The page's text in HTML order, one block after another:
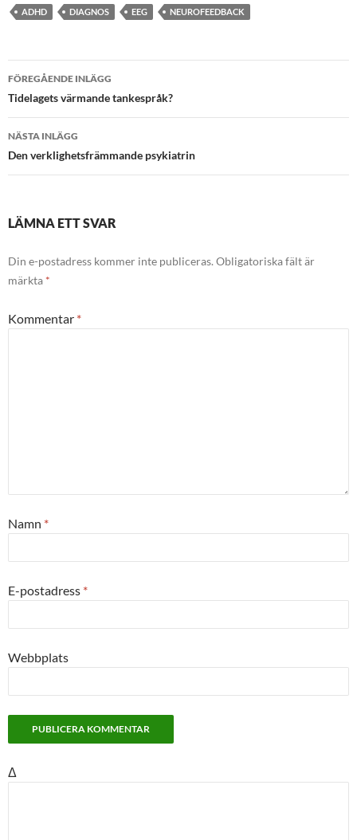
ADHD DIAGNOS EEG NEUROFEEDBACK
Inläggsnavigering
FÖREGÅENDE INLÄGG
Tidelagets värmande tankespråk?
NÄSTA INLÄGG
Den verklighetsfrämmande psykiatrin
LÄMNA ETT SVAR
Din e-postadress kommer inte publiceras. Obligatoriska fält är
märkta *
Kommentar *
Namn *
E-postadress *
Webbplats
Δ